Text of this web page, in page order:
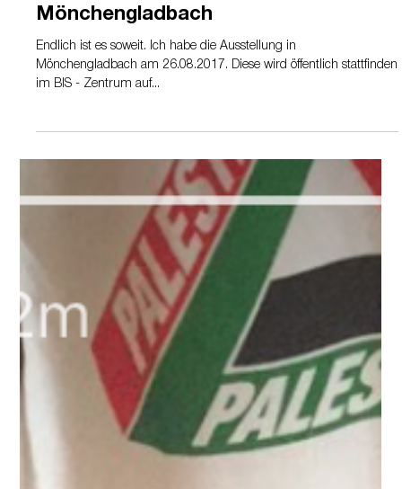
The next exhibition in
Mönchengladbach
Endlich ist es soweit. Ich habe die Ausstellung in
Mönchengladbach am 26.08.2017. Diese wird öffentlich stattfinden
im BIS - Zentrum auf...